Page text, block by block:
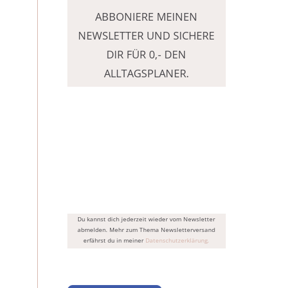
ABBONIERE MEINEN
NEWSLETTER UND SICHERE
DIR FÜR 0,- DEN
ALLTAGSPLANER.
Du kannst dich jederzeit wieder vom Newsletter
abmelden. Mehr zum Thema Newsletterversand
erfährst du in meiner Datenschutzerklärung.